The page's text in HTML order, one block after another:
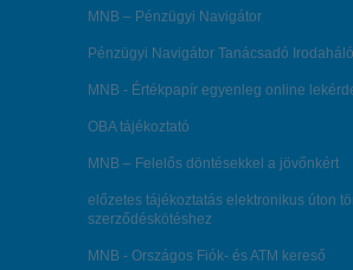
MNB – Pénzügyi Navigátor
Pénzügyi Navigátor Tanácsadó
MNB - Értékpapír egyenleg online
OBA tájékoztató
MNB – Felelős döntésekkel a jövőnkért
előzetes tájékoztatás elektronikus úton
szerződéskötéshez
MNB - Országos Fiók- és ATM kereső